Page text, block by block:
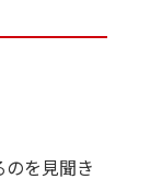
を見聞き